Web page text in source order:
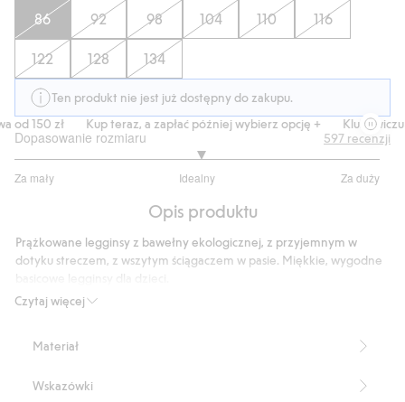
86 92 98 104 110 116
122 128 134
Ten produkt nie jest już dostępny do zakupu.
150 zł
Kup teraz, a zapłać później wybierz opcję + Klubowiczu
Dopasowanie rozmiaru
Za mały Idealny Za duży
na
405
głosów
597 recenzji
Opis produktu
Czytaj więcej
Prążkowane legginsy z bawełny ekologicznej, z przyjemnym w
dotyku streczem, z wszytym ściągaczem w pasie. Miękkie, wygodne
Produkt zawiera 95% bawełny ekologicznej.
Materiał
Wskazówki